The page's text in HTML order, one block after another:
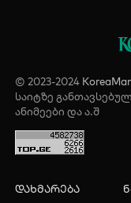
© 2023-2024
საიტზე
ანიმეები და ა.შ
დახმარება